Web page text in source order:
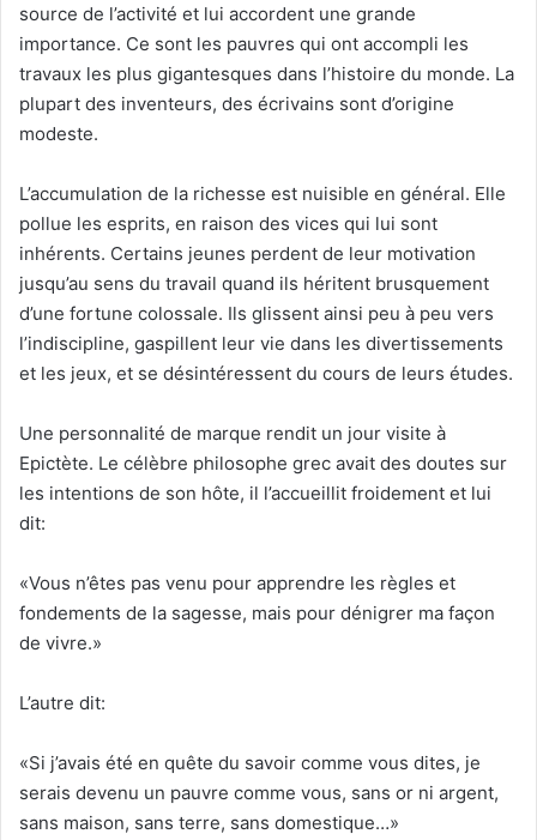
source de l’activité et lui accordent une grande
importance. Ce sont les pauvres qui ont accompli les
travaux les plus gigantesques dans l’histoire du monde. La
plupart des inventeurs, des écrivains sont d’origine
modeste.
L’accumulation de la richesse est nuisible en général. Elle
pollue les esprits, en raison des vices qui lui sont
inhérents. Certains jeunes perdent de leur motivation
jusqu’au sens du travail quand ils héritent brusquement
d’une fortune colossale. Ils glissent ainsi peu à peu vers
l’indiscipline, gaspillent leur vie dans les divertissements
et les jeux, et se désintéressent du cours de leurs études.
Une personnalité de marque rendit un jour visite à
Epictète. Le célèbre philosophe grec avait des doutes sur
les intentions de son hôte, il l’accueillit froidement et lui
dit:
«Vous n’êtes pas venu pour apprendre les règles et
fondements de la sagesse, mais pour dénigrer ma façon
de vivre.»
L’autre dit:
«Si j’avais été en quête du savoir comme vous dites, je
serais devenu un pauvre comme vous, sans or ni argent,
sans maison, sans terre, sans domestique…»